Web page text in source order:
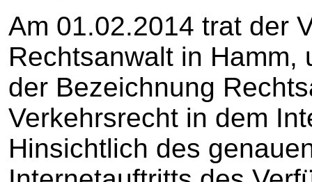
Am 01.02.2014 trat der
Rechtsanwalt in Hamm,
der Bezeichnung
Verkehrsrecht in dem
Hinsichtlich des